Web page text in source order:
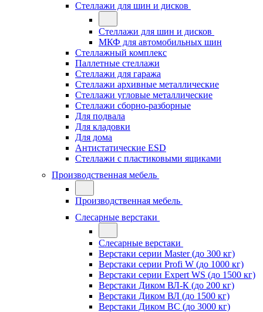
Стеллажи для шин и дисков
Стеллажи для шин и дисков
МКФ для автомобильных шин
Стеллажный комплекс
Паллетные стеллажи
Стеллажи для гаража
Стеллажи архивные металлические
Стеллажи угловые металлические
Стеллажи сборно-разборные
Для подвала
Для кладовки
Для дома
Антистатические ESD
Стеллажи с пластиковыми ящиками
Производственная мебель
Производственная мебель
Слесарные верстаки
Слесарные верстаки
Верстаки серии Master (до 300 кг)
Верстаки серии Profi W (до 1000 кг)
Верстаки серии Expert WS (до 1500 кг)
Верстаки Диком ВЛ-К (до 200 кг)
Верстаки Диком ВЛ (до 1500 кг)
Верстаки Диком ВС (до 3000 кг)